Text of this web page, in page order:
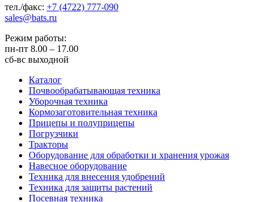
тел./факс: +7 (4722) 777-090
sales@bats.ru
Режим работы:
пн-пт 8.00 – 17.00
сб-вс выходной
Каталог
Почвообрабатывающая техника
Уборочная техника
Кормозаготовительная техника
Прицепы и полуприцепы
Погрузчики
Тракторы
Оборудование для обработки и хранения урожая
Навесное оборудование
Техника для внесения удобрений
Техника для защиты растений
Посевная техника